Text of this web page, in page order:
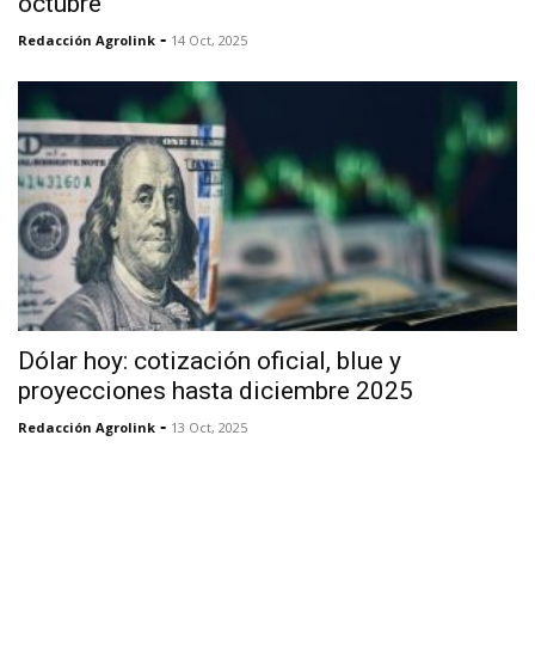
Redacción Agrolink - 14 Oct, 2025
Dólar hoy: cotización oficial, blue y
proyecciones hasta diciembre 2025
Redacción Agrolink - 13 Oct, 2025